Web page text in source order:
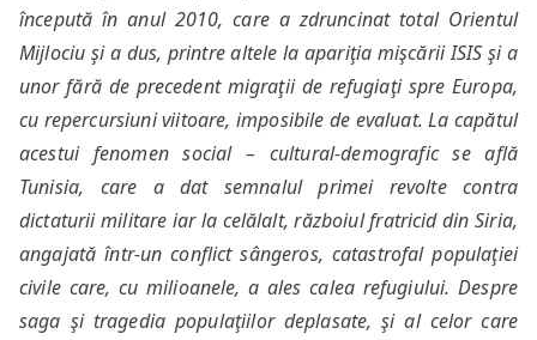
începută în anul 2010, care a zdruncinat total Orientul
Mijlociu şi a dus, printre altele la apariţia mişcării ISIS şi a
unor fără de precedent migraţii de refugiaţi spre Europa,
cu repercursiuni viitoare, imposibile de evaluat.La capătul
acestui fenomen social – cultural-demografic se află
Tunisia, care a dat semnalul primei revolte contra
dictaturii militare iar la celălalt, războiul fratricid din Siria,
angajată într-un conflict sângeros, catastrofal populaţiei
civile care, cu milioanele, a ales calea refugiului. Despre
saga şi tragedia populaţiilor deplasate, şi al celor care